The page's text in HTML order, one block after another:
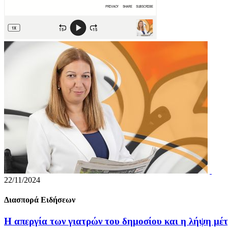
22/11/2024
Διασπορά Ειδήσεων
Η απεργία των γιατρών του δημοσίου και η λήψη